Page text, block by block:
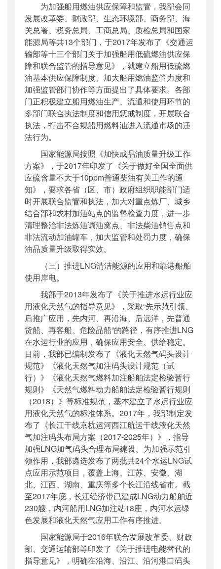
为加强船用燃油供应保障和监管，我部会同
发展改革委、财政部、生态环境部、商务部、海
关总署、税务总局、工商总局、质检总局和国家
能源局等共13个部门，于2017年发布了《交通运
输部等十三个部门关于加强船用低硫燃油供应保
障和联合监管的指导意见》，就建立船用低硫燃
油基本供应保障制度、加大船用燃油监管力度和
加强监管部门协作等方面提出了具体要求。各部
门正积极建立船用燃油生产、流通和使用环节的
多部门联合执法制度和信用惩戒制度，开展联合
执法，打击不合规船用燃料油进入流通市场的违
法行为。
国家能源局按照《加快成品油质量升级工作
方案》，于2017年印发了《关于做好全国全面供
应硫含量不大于10ppm普通柴油有关工作的通
知》，要求各省（区、市）政府组织职能部门适
时开展联合监管和执法，加大对重点炼厂、城乡
结合部和农村加油站点的监督检查力度，进一步
清理整治非法炼油调油窝点、非法柴油销售点和
非法流动加油罐车，加大监管和处罚力度，确保
油品质量升级取得实效。
（三）推进LNG清洁能源的应用和靠港船舶
使用岸电。
我部于2013年发布了《关于推进水运行业应
用液化天然气的指导意见》，采取“先示范引领、
后推广应用，先内河、再沿海、后远洋，先普通
货船、再客船、危险品船”的路径，有序推进LNG
在水运行业的应用，确保应用安全、供给稳定。
目前，我部已编制发布了《液化天然气码头设计
规范》《液化天然气加注码头设计规范（试
行）》《液化天然气燃料加注船舶法定检验暂行
规则》《天然气燃料动力船舶法定检验暂行规则
（2018）》等标准规范，基本建立了水运行业应
用液化天然气的标准体系。2017年，我部制定发
布了《长江干线京杭运河西江航运干线液化天然
气加注码头布局方案（2017-2025年）》，指导
加强LNG加气码头合理布局建设。为加强示范引
领作用，我部遴选发布了两批共24个水运LNG试
点应用示范项目，覆盖上海、江苏、安徽、湖
北、江西、湖南、重庆等多个长江沿线省市。截
至2017年底，长江经济带已建成LNG动力船舶近
230艘，内河船用LNG加注站18座，内河水运绿
色发展和液化天然气应用工作有序推进。
国家能源局于2016年联合发展改革委、财政
部、交通运输部等印发了《关于推进电能替代的
指导意见》，明确在沿海、沿江、沿河港口码头